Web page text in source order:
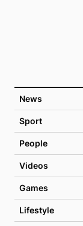
News
Sport
People
Videos
Games
Lifestyle